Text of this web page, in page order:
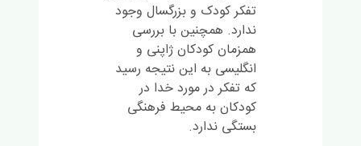
تفکر کودک و بزرگسال وجود
ندارد. همچنین با بررسی
همزمان کودکان ژاپنی و
انگلیسی به این نتیجه رسید
که تفکر در مورد خدا در
کودکان به محیط فرهنگی
بستگی ندارد.